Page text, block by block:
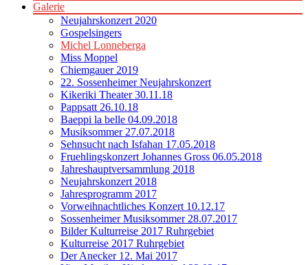
Galerie
Neujahrskonzert 2020
Gospelsingers
Michel Lonneberga
Miss Moppel
Chiemgauer 2019
22. Sossenheimer Neujahrskonzert
Kikeriki Theater 30.11.18
Pappsatt 26.10.18
Baeppi la belle 04.09.2018
Musiksommer 27.07.2018
Sehnsucht nach Isfahan 17.05.2018
Fruehlingskonzert Johannes Gross 06.05.2018
Jahreshauptversammlung 2018
Neujahrskonzert 2018
Jahresprogramm 2017
Vorweihnachtliches Konzert 10.12.17
Sossenheimer Musiksommer 28.07.2017
Bilder Kulturreise 2017 Ruhrgebiet
Kulturreise 2017 Ruhrgebiet
Der Anecker 12. Mai 2017